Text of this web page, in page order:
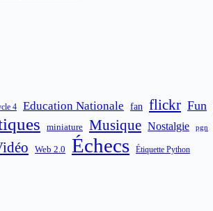
4 Education Nationale fan flickr Fun
miniature Musique Nostalgie pgn
Web 2.0 Échecs Étiquette Python